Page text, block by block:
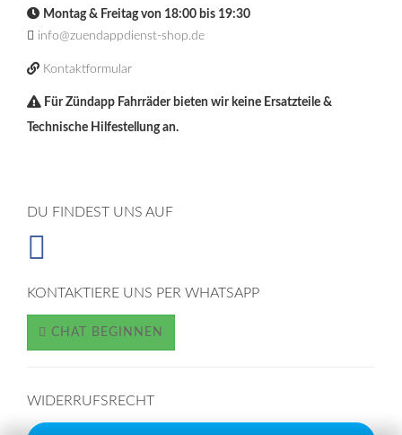
Montag & Freitag von 18:00 bis 19:30
info@zuendappdienst-shop.de
Kontaktformular
Für Zündapp Fahrräder bieten wir keine Ersatzteile &
Technische Hilfestellung an.
DU FINDEST UNS AUF
KONTAKTIERE UNS PER WHATSAPP
CHAT BEGINNEN
WIDERRUFSRECHT